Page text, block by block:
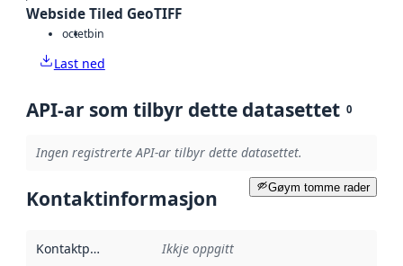
Webside Tiled GeoTIFF
octetbin
Last ned
API-ar som tilbyr dette datasettet 0
Ingen registrerte API-ar tilbyr dette datasettet.
Gøym tomme rader
Kontaktinformasjon
Kontaktpunkt Ikkje oppgitt